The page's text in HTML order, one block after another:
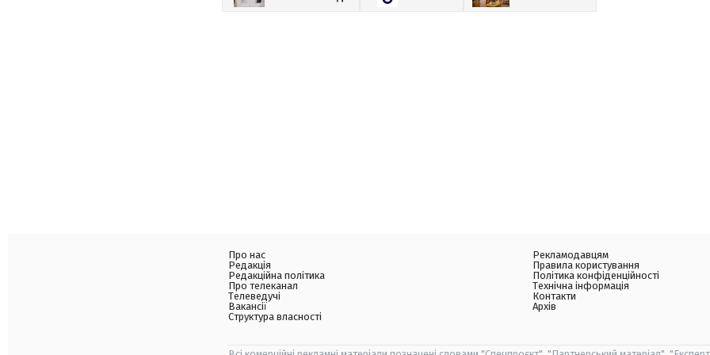
Про нас
Редакція
Редакційна політика
Про телеканал
Телеведучі
Вакансії
Структура власності
Рекламодавцям
Правила користування
Політика конфіденційності
Технічна інформація
Контакти
Архів